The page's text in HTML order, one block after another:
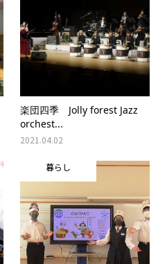
楽団四季 Jolly forest Jazz
orchest...
2021.04.02
暮らし